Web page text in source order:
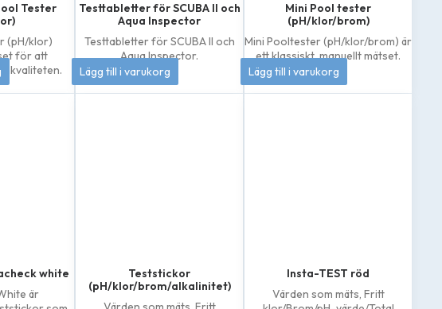
Tester
(pH/klor)
för att
Testtabletter för SCUBA II och
Aqua Inspector
Testtabletter för SCUBA II och
Aqua Inspector.
206kr
Lägg till i varukorg
Mini Pool tester
(pH/klor/brom)
Mini Pooltester (pH/klor/brom) är
ett klassiskt, manuellt mätset.
133kr
Lägg till i varukorg
white
är
Teststickor
(pH/klor/brom/alkalinitet)
Insta-TEST röd
Värden som mäts, Fritt